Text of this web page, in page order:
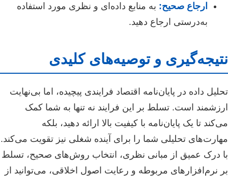
ارجاع صحیح: به منابع داده‌ای و نظری مورد استفاده
به‌درستی ارجاع دهید.
نتیجه‌گیری و توصیه‌های کلیدی
تحلیل داده در پایان‌نامه اقتصاد فرایندی پیچیده، اما بی‌نهایت
ارزشمند است. تسلط بر این فرایند نه تنها به شما کمک
می‌کند تا یک پایان‌نامه با کیفیت بالا ارائه دهید، بلکه
مهارت‌های تحلیلی شما را برای آینده شغلی نیز تقویت می‌کند.
با درک عمیق از مبانی نظری، انتخاب روش‌های صحیح، تسلط
بر نرم‌افزارهای مربوطه و رعایت اصول اخلاقی، می‌توانید از